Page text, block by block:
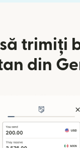
trimiți
din